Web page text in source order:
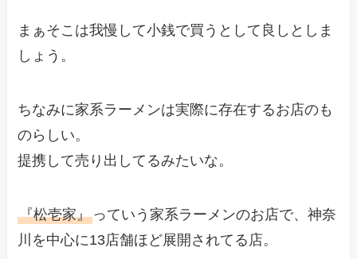
まぁそこは我慢して小銭で買うとして良しとしま
しょう。
ちなみに家系ラーメンは実際に存在するお店のも
のらしい。
提携して売り出してるみたいな。
『松壱家』っていう家系ラーメンのお店で、神奈
川を中心に13店舗ほど展開されてる店。